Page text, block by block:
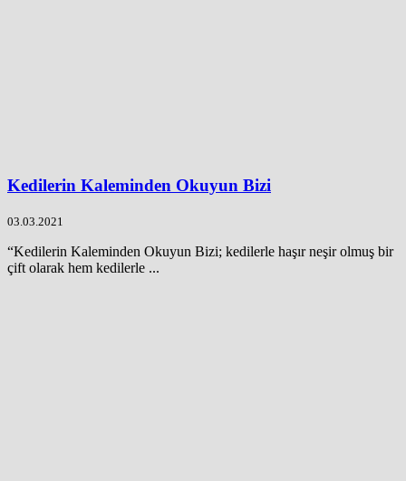
Kedilerin Kaleminden Okuyun Bizi
03.03.2021
“Kedilerin Kaleminden Okuyun Bizi; kedilerle haşır neşir olmuş bir
çift olarak hem kedilerle ...